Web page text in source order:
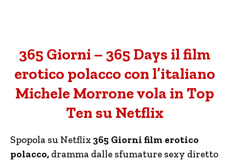
365 Giorni – 365 Days il film
erotico polacco con l’italiano
Michele Morrone vola in Top
Ten su Netflix
Spopola su Netflix 365 Giorni film erotico
polacco, dramma dalle sfumature sexy diretto